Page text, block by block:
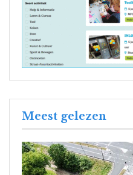
Meest gelezen